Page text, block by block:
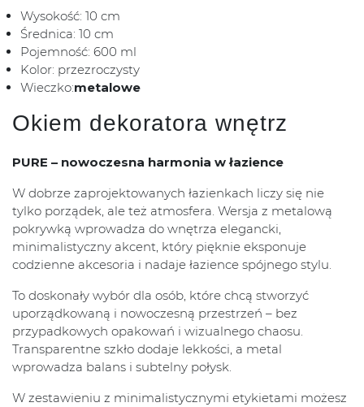
Wysokość: 10 cm
Średnica: 10 cm
Pojemność: 600 ml
Kolor: przezroczysty
Wieczko:metalowe
Okiem dekoratora wnętrz
PURE – nowoczesna harmonia w łazience
W dobrze zaprojektowanych łazienkach liczy się nie
tylko porządek, ale też atmosfera. Wersja z metalową
pokrywką wprowadza do wnętrza elegancki,
minimalistyczny akcent, który pięknie eksponuje
codzienne akcesoria i nadaje łazience spójnego stylu.
To doskonały wybór dla osób, które chcą stworzyć
uporządkowaną i nowoczesną przestrzeń – bez
przypadkowych opakowań i wizualnego chaosu.
Transparentne szkło dodaje lekkości, a metal
wprowadza balans i subtelny połysk.
W zestawieniu z minimalistycznymi etykietami możesz